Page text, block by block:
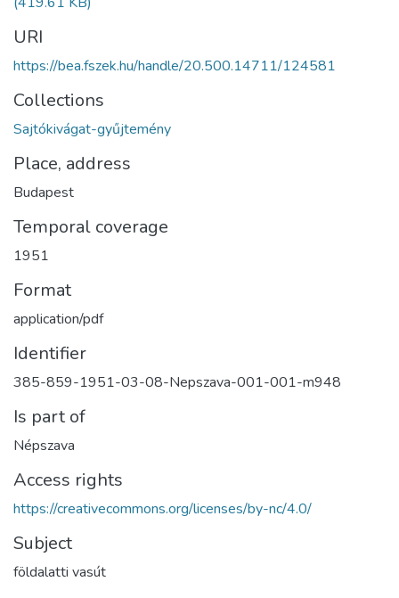
URI
https://bea.fszek.hu/handle/20.500.14711/124581
Collections
Sajtókivágat-gyűjtemény
Place, address
Budapest
Temporal coverage
1951
Format
application/pdf
Identifier
385-859-1951-03-08-Nepszava-001-001-m948
Is part of
Népszava
Access rights
https://creativecommons.org/licenses/by-nc/4.0/
Subject
földalatti vasút